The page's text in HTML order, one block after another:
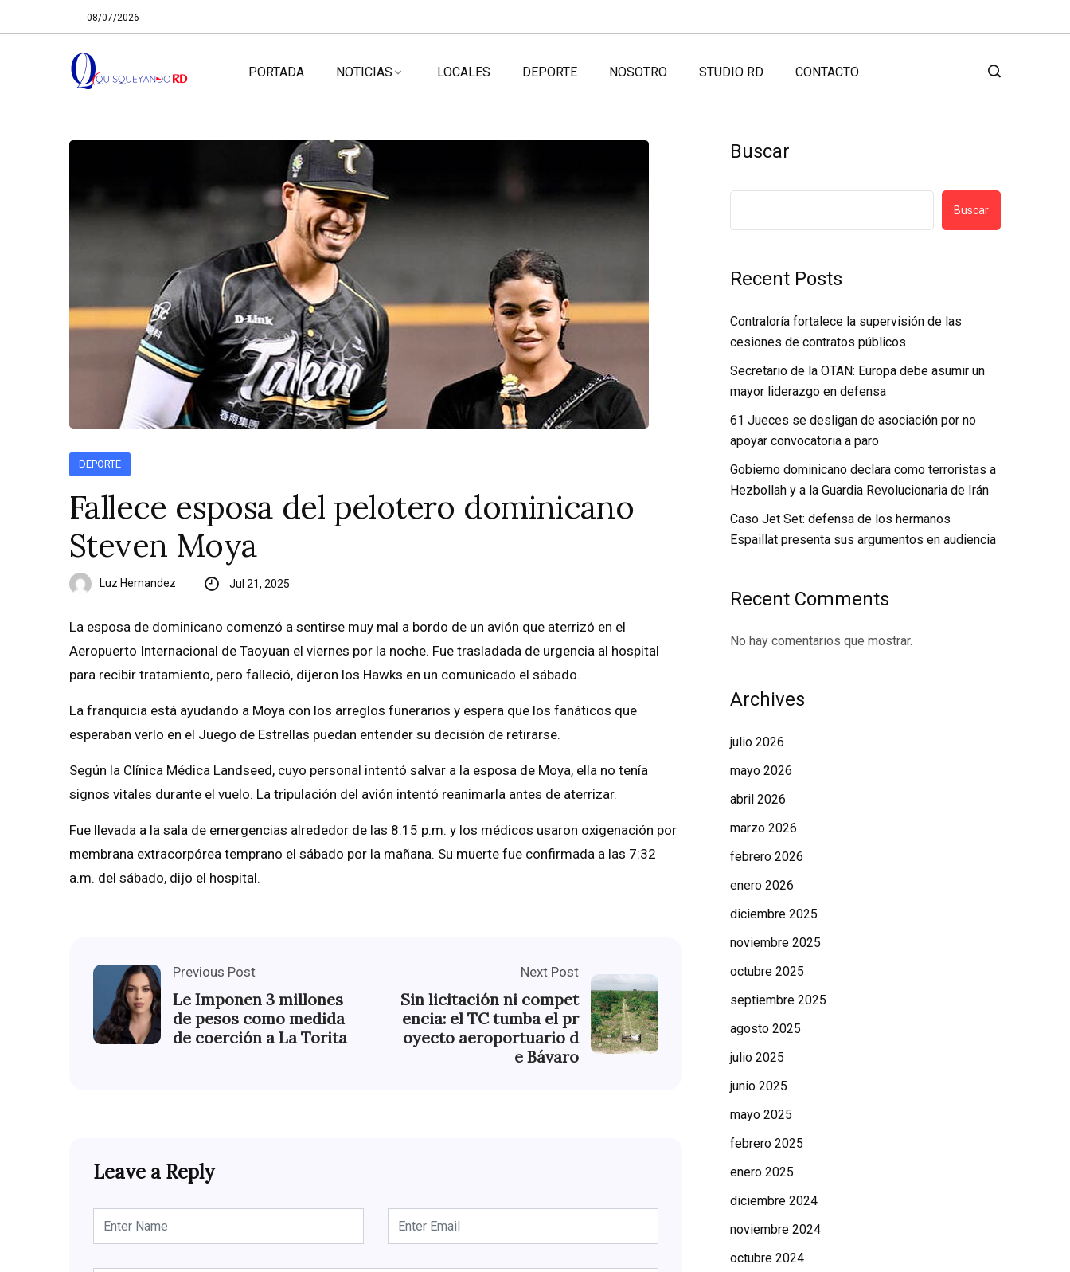
08/07/2026
PORTADA NOTICIAS LOCALES DEPORTE NOSOTRO STUDIO RD CONTACTO
DEPORTE
Fallece esposa del pelotero dominicano
Steven Moya
Luz Hernandez Jul 21, 2025
La esposa de dominicano comenzó a sentirse muy mal a bordo de un avión que aterrizó en el
Aeropuerto Internacional de Taoyuan el viernes por la noche. Fue trasladada de urgencia al hospital
para recibir tratamiento, pero falleció, dijeron los Hawks en un comunicado el sábado.
La franquicia está ayudando a Moya con los arreglos funerarios y espera que los fanáticos que
esperaban verlo en el Juego de Estrellas puedan entender su decisión de retirarse.
Según la Clínica Médica Landseed, cuyo personal intentó salvar a la esposa de Moya, ella no tenía
signos vitales durante el vuelo. La tripulación del avión intentó reanimarla antes de aterrizar.
Fue llevada a la sala de emergencias alrededor de las 8:15 p.m. y los médicos usaron oxigenación por
membrana extracorpórea temprano el sábado por la mañana. Su muerte fue confirmada a las 7:32
a.m. del sábado, dijo el hospital.
Previous Post
Le Imponen 3 millones
de pesos como medida
de coerción a La Torita
Next Post
Sin licitación ni compet
encia: el TC tumba el pr
oyecto aeroportuario d
e Bávaro
Leave a Reply
Buscar
Buscar
Recent Posts
Contraloría fortalece la supervisión de las
cesiones de contratos públicos
Secretario de la OTAN: Europa debe asumir un
mayor liderazgo en defensa
61 Jueces se desligan de asociación por no
apoyar convocatoria a paro
Gobierno dominicano declara como terroristas a
Hezbollah y a la Guardia Revolucionaria de Irán
Caso Jet Set: defensa de los hermanos
Espaillat presenta sus argumentos en audiencia
Recent Comments
No hay comentarios que mostrar.
Archives
julio 2026
mayo 2026
abril 2026
marzo 2026
febrero 2026
enero 2026
diciembre 2025
noviembre 2025
octubre 2025
septiembre 2025
agosto 2025
julio 2025
junio 2025
mayo 2025
febrero 2025
enero 2025
diciembre 2024
noviembre 2024
octubre 2024